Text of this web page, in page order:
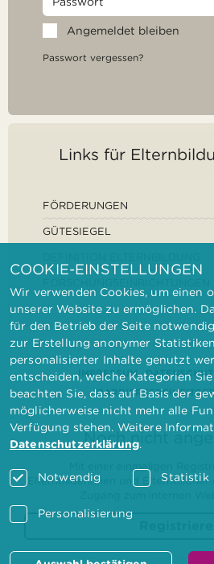
Angemeldet bleiben
Passwort vergessen?
Links für
FÖRDERUNGEN
GÜTESIEGEL
IMPRESSUM
Noch nicht
Elternbilderinnen und Elternbildner
COOKIE-EINSTELLUNGEN
Wir verwenden Cookies, um einen
unserer Website zu ermöglichen.
für den Betrieb der Seite
zur Erstellung anonymer
personalisierter Inhalte genutzt
entscheiden, welche Kategorien
beachten Sie, dass auf Basis der
möglicherweise nicht mehr alle
Verfügung stehen. Weitere
Datenschutzerklärung.
Notwendig Statistik
Personalisierung